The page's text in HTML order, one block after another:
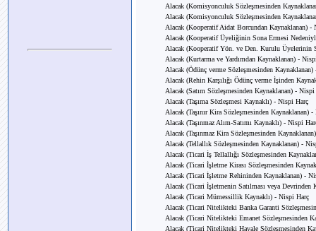
Alacak (Komisyonculuk Sözleşmesinden
Alacak (Komisyonculuk Sözleşmesinden
Alacak (Kooperatif Aidat Borcundan Kaynaklanan) -
Alacak (Kooperatif Üyeliğinin Sona Ermesi
Alacak (Kooperatif Yön. ve Den. Kurulu Üyelerinin
Alacak (Kurtarma ve Yardımdan Kaynaklanan) -
Alacak (Ödünç verme Sözleşmesinden
Alacak (Rehin Karşılığı Ödünç verme İşinden
Alacak (Satım Sözleşmesinden Kaynaklanan) - Nispi
Alacak (Taşıma Sözleşmesi Kaynaklı) - Nispi Harç
Alacak (Taşınır Kira Sözleşmesinden Kaynaklanan)
Alacak (Taşınmaz Alım-Satımı Kaynaklı) - Nispi
Alacak (Taşınmaz Kira Sözleşmesinden
Alacak (Tellallık Sözleşmesinden Kaynaklanan) -
Alacak (Ticari İş Tellallığı Sözleşmesinden
Alacak (Ticari İşletme Kirası Sözleşmesinden
Alacak (Ticari İşletme Rehininden Kaynaklanan) -
Alacak (Ticari İşletmenin Satılması veya Devrinden
Alacak (Ticari Mümessillik Kaynaklı) - Nispi Harç
Alacak (Ticari Nitelikteki Banka Garanti
Alacak (Ticari Nitelikteki Emanet Sözleşmesinden
Alacak (Ticari Nitelikteki Havale Sözleşmesinden